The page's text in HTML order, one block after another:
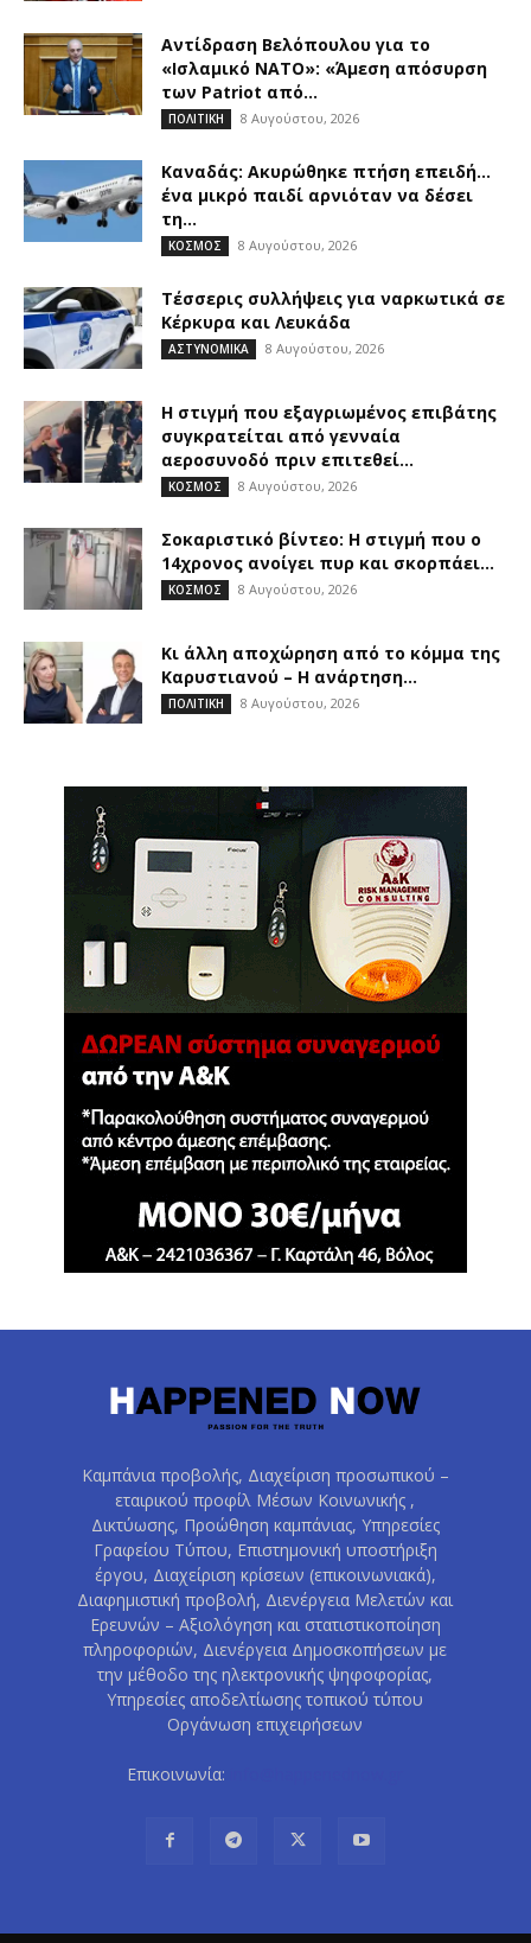
Αντίδραση Βελόπουλου για το
«Ισλαμικό ΝΑΤΟ»: «Άμεση απόσυρση
των Patriot από...
ΠΟΛΙΤΙΚΗ 8 Αυγούστου, 2026
Καναδάς: Ακυρώθηκε πτήση επειδή…
ένα μικρό παιδί αρνιόταν να δέσει
τη...
ΚΟΣΜΟΣ 8 Αυγούστου, 2026
Τέσσερις συλλήψεις για ναρκωτικά σε
Κέρκυρα και Λευκάδα
ΑΣΤΥΝΟΜΙΚΑ 8 Αυγούστου, 2026
Η στιγμή που εξαγριωμένος επιβάτης
συγκρατείται από γενναία
αεροσυνοδό πριν επιτεθεί...
ΚΟΣΜΟΣ 8 Αυγούστου, 2026
Σοκαριστικό βίντεο: Η στιγμή που ο
14χρονος ανοίγει πυρ και σκορπάει...
ΚΟΣΜΟΣ 8 Αυγούστου, 2026
Κι άλλη αποχώρηση από το κόμμα της
Καρυστιανού – Η ανάρτηση...
ΠΟΛΙΤΙΚΗ 8 Αυγούστου, 2026
Καμπάνια προβολής, Διαχείριση προσωπικού –
εταιρικού προφίλ Μέσων Κοινωνικής ,
Δικτύωσης, Προώθηση καμπάνιας, Υπηρεσίες
Γραφείου Τύπου, Επιστημονική υποστήριξη
έργου, Διαχείριση κρίσεων (επικοινωνιακά),
Διαφημιστική προβολή, Διενέργεια Μελετών και
Ερευνών – Αξιολόγηση και στατιστικοποίηση
πληροφοριών, Διενέργεια Δημοσκοπήσεων με
την μέθοδο της ηλεκτρονικής ψηφοφορίας,
Υπηρεσίες αποδελτίωσης τοπικού τύπου
Οργάνωση επιχειρήσεων
Επικοινωνία: